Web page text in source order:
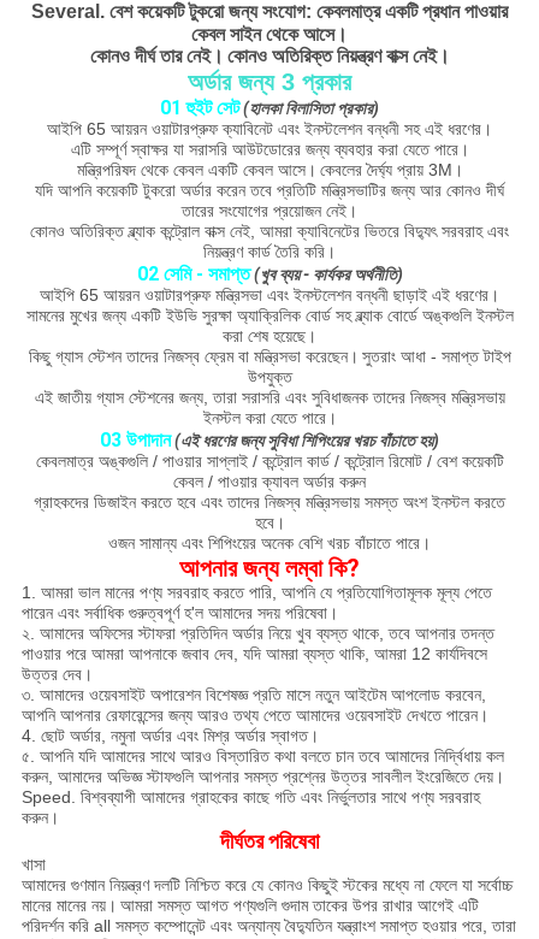
Several. বেশ কয়েকটি টুকরো জন্য সংযোগ: কেবলমাত্র একটি প্রধান পাওয়ার
কেবল সাইন থেকে আসে।
কোনও দীর্ঘ তার নেই। কোনও অতিরিক্ত নিয়ন্ত্রণ বাক্স নেই।
অর্ডার জন্য 3 প্রকার
01 হুইট সেট(হালকা বিলাসিতা প্রকার)
আইপি 65 আয়রন ওয়াটারপ্রুফ ক্যাবিনেট এবং ইনস্টলেশন বন্ধনী সহ এই ধরণের।
এটি সম্পূর্ণ স্বাক্ষর যা সরাসরি আউটডোরের জন্য ব্যবহার করা যেতে পারে।
মন্ত্রিপরিষদ থেকে কেবল একটি কেবল আসে। কেবলের দৈর্ঘ্য প্রায় 3M।
যদি আপনি কয়েকটি টুকরো অর্ডার করেন তবে প্রতিটি মন্ত্রিসভাটির জন্য আর কোনও দীর্ঘ
তারের সংযোগের প্রয়োজন নেই।
কোনও অতিরিক্ত ব্ল্যাক কন্ট্রোল বাক্স নেই, আমরা ক্যাবিনেটের ভিতরে বিদ্যুৎ সরবরাহ এবং
নিয়ন্ত্রণ কার্ড তৈরি করি।
02 সেমি - সমাপ্ত (খুব ব্যয় - কার্যকর অর্থনীতি)
আইপি 65 আয়রন ওয়াটারপ্রুফ মন্ত্রিসভা এবং ইনস্টলেশন বন্ধনী ছাড়াই এই ধরণের।
সামনের মুখের জন্য একটি ইউভি সুরক্ষা অ্যাক্রিলিক বোর্ড সহ ব্ল্যাক বোর্ডে অঙ্কগুলি ইনস্টল
করা শেষ হয়েছে।
কিছু গ্যাস স্টেশন তাদের নিজস্ব ফ্রেম বা মন্ত্রিসভা করেছেন। সুতরাং আধা - সমাপ্ত টাইপ
উপযুক্ত
এই জাতীয় গ্যাস স্টেশনের জন্য, তারা সরাসরি এবং সুবিধাজনক তাদের নিজস্ব মন্ত্রিসভায়
ইনস্টল করা যেতে পারে।
03 উপাদান(এই ধরণের জন্য সুবিধা শিপিংয়ের খরচ বাঁচাতে হয়)
কেবলমাত্র অঙ্কগুলি / পাওয়ার সাপ্লাই / কন্ট্রোল কার্ড / কন্ট্রোল রিমোট / বেশ কয়েকটি
কেবল / পাওয়ার ক্যাবল অর্ডার করুন
গ্রাহকদের ডিজাইন করতে হবে এবং তাদের নিজস্ব মন্ত্রিসভায় সমস্ত অংশ ইনস্টল করতে
হবে।
ওজন সামান্য এবং শিপিংয়ের অনেক বেশি খরচ বাঁচাতে পারে।
আপনার জন্য লম্বা কি?
1. আমরা ভাল মানের পণ্য সরবরাহ করতে পারি, আপনি যে প্রতিযোগিতামূলক মূল্য পেতে
পারেন এবং সর্বাধিক গুরুত্বপূর্ণ হ'ল আমাদের সদয় পরিষেবা।
২. আমাদের অফিসের স্টাফরা প্রতিদিন অর্ডার নিয়ে খুব ব্যস্ত থাকে, তবে আপনার তদন্ত
পাওয়ার পরে আমরা আপনাকে জবাব দেব, যদি আমরা ব্যস্ত থাকি, আমরা 12 কার্যদিবসে
উত্তর দেব।
৩. আমাদের ওয়েবসাইট অপারেশন বিশেষজ্ঞ প্রতি মাসে নতুন আইটেম আপলোড করবেন,
আপনি আপনার রেফারেন্সের জন্য আরও তথ্য পেতে আমাদের ওয়েবসাইট দেখতে পারেন।
4. ছোট অর্ডার, নমুনা অর্ডার এবং মিশ্র অর্ডার স্বাগত।
৫. আপনি যদি আমাদের সাথে আরও বিস্তারিত কথা বলতে চান তবে আমাদের নির্দ্বিধায় কল
করুন, আমাদের অভিজ্ঞ স্টাফগুলি আপনার সমস্ত প্রশ্নের উত্তর সাবলীল ইংরেজিতে দেয়।
Speed. বিশ্বব্যাপী আমাদের গ্রাহকের কাছে গতি এবং নির্ভুলতার সাথে পণ্য সরবরাহ
করুন।
দীর্ঘতর পরিষেবা
খাসা
আমাদের গুণমান নিয়ন্ত্রণ দলটি নিশ্চিত করে যে কোনও কিছুই স্টকের মধ্যে না ফেলে যা সর্বোচ্চ
মানের মানের নয়। আমরা সমস্ত আগত পণ্যগুলি গুদাম তাকের উপর রাখার আগেই এটি
পরিদর্শন করি all সমস্ত কম্পোনেন্ট এবং অন্যান্য বৈদ্যুতিন যন্ত্রাংশ সমাপ্ত হওয়ার পরে, তারা